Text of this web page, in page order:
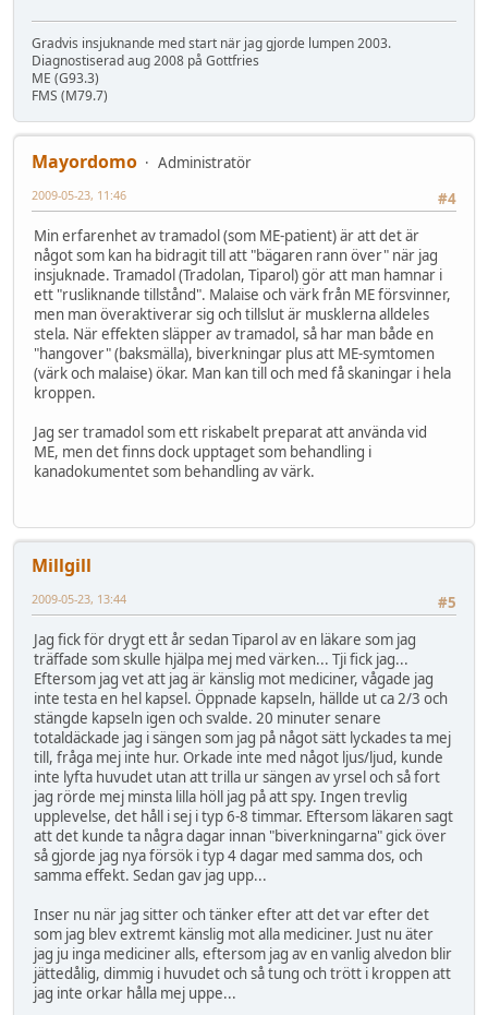
Gradvis insjuknande med start när jag gjorde lumpen 2003.
Diagnostiserad aug 2008 på Gottfries
ME (G93.3)
FMS (M79.7)
Mayordomo
Administratör
#4
2009-05-23, 11:46
Min erfarenhet av tramadol (som ME-patient) är att det är
något som kan ha bidragit till att "bägaren rann över" när jag
insjuknade. Tramadol (Tradolan, Tiparol) gör att man hamnar i
ett "rusliknande tillstånd". Malaise och värk från ME försvinner,
men man överaktiverar sig och tillslut är musklerna alldeles
stela. När effekten släpper av tramadol, så har man både en
"hangover" (baksmälla), biverkningar plus att ME-symtomen
(värk och malaise) ökar. Man kan till och med få skaningar i hela
kroppen.
Jag ser tramadol som ett riskabelt preparat att använda vid
ME, men det finns dock upptaget som behandling i
kanadokumentet som behandling av värk.
Millgill
#5
2009-05-23, 13:44
Jag fick för drygt ett år sedan Tiparol av en läkare som jag
träffade som skulle hjälpa mej med värken... Tji fick jag...
Eftersom jag vet att jag är känslig mot mediciner, vågade jag
inte testa en hel kapsel. Öppnade kapseln, hällde ut ca 2/3 och
stängde kapseln igen och svalde. 20 minuter senare
totaldäckade jag i sängen som jag på något sätt lyckades ta mej
till, fråga mej inte hur. Orkade inte med något ljus/ljud, kunde
inte lyfta huvudet utan att trilla ur sängen av yrsel och så fort
jag rörde mej minsta lilla höll jag på att spy. Ingen trevlig
upplevelse, det håll i sej i typ 6-8 timmar. Eftersom läkaren sagt
att det kunde ta några dagar innan "biverkningarna" gick över
så gjorde jag nya försök i typ 4 dagar med samma dos, och
samma effekt. Sedan gav jag upp...
Inser nu när jag sitter och tänker efter att det var efter det
som jag blev extremt känslig mot alla mediciner. Just nu äter
jag ju inga mediciner alls, eftersom jag av en vanlig alvedon blir
jättedålig, dimmig i huvudet och så tung och trött i kroppen att
jag inte orkar hålla mej uppe...